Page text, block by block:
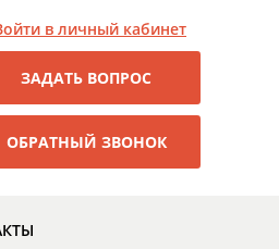
в личный кабинет
ЗАДАТЬ ВОПРОС
ОБРАТНЫЙ ЗВОНОК